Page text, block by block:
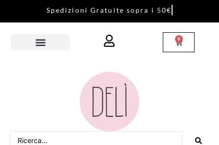
Sped izi on i Gratu ite sopra i 50€
0